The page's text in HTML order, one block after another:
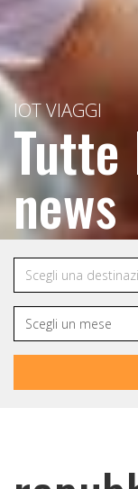
IOT VIAGGI
news